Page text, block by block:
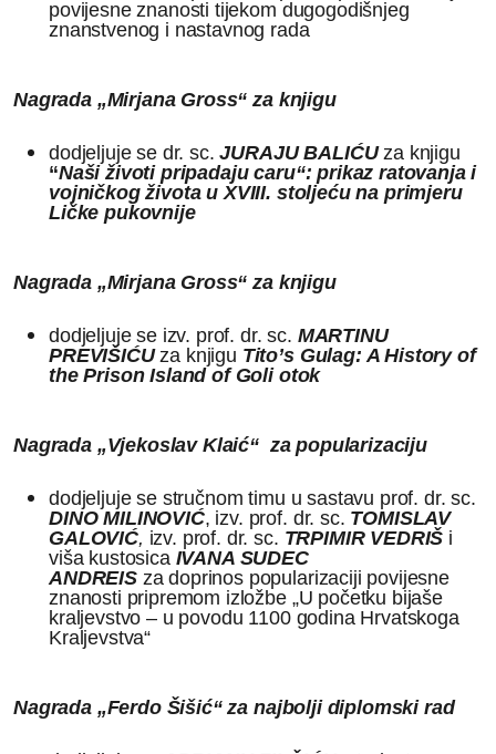
povijesne znanosti tijekom dugogodišnjeg
znanstvenog i nastavnog rada
Nagrada „Mirjana Gross“ za knjigu
dodjeljuje se dr. sc.JURAJU BALIĆU za knjigu
“Naši životi pripadaju caru“: prikaz ratovanja i
vojničkog života u XVIII. stoljeću na primjeru
Ličke pukovnije
Nagrada „Mirjana Gross“ za knjigu
dodjeljuje se izv. prof. dr. sc. MARTINU
PREVIŠIĆUza knjigu Tito’s Gulag: A History of
the Prison Island of Goli otok
Nagrada „Vjekoslav Klaić“ za popularizaciju
dodjeljuje se stručnom timu u sastavu prof. dr. sc.
DINO MILINOVIĆ, izv. prof. dr. sc. TOMISLAV
GALOVIĆ, izv. prof. dr. sc. TRPIMIR VEDRIŠ i
viša kustosica IVANA SUDEC
ANDREIS za doprinos popularizaciji povijesne
znanosti pripremom izložbe „U početku bijaše
kraljevstvo – u povodu 1100 godina Hrvatskoga
Kraljevstva“
Nagrada „Ferdo Šišić“ za najbolji diplomski rad